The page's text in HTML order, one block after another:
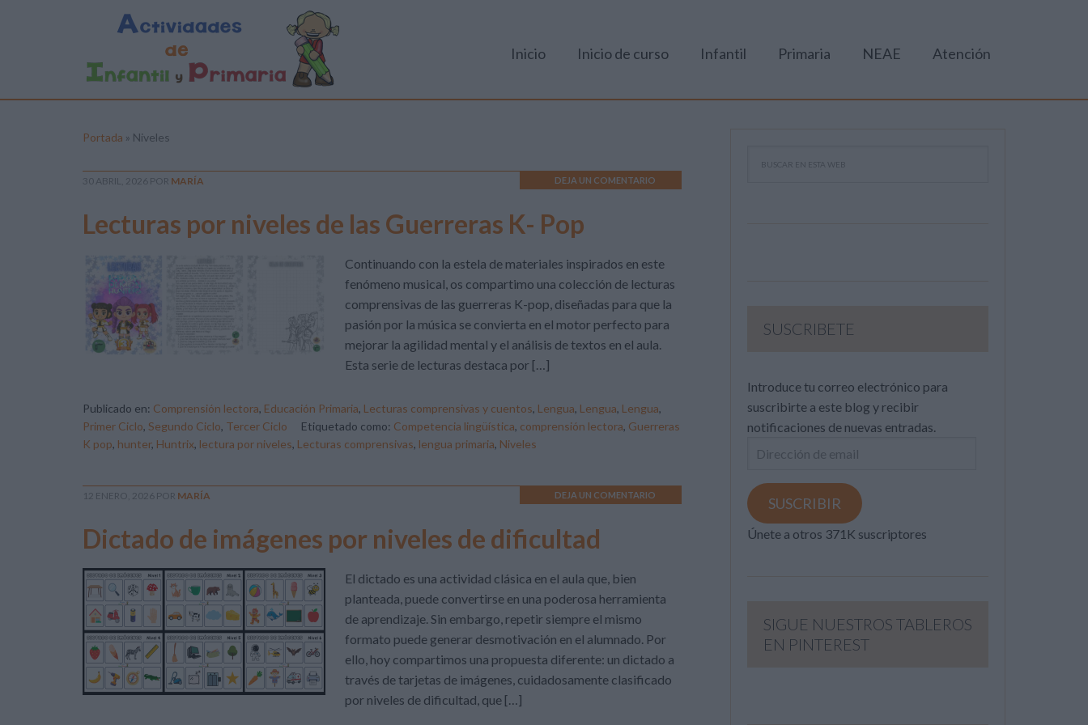
Inicio Inicio de curso Infantil Primaria NEAE Atención
Portada » Niveles
30 ABRIL, 2026 POR MARÍA DEJA UN COMENTARIO
Lecturas por niveles de las Guerreras K- Pop
Continuando con la estela de materiales inspirados en este
fenómeno musical, os compartimo una colección de lecturas
comprensivas de las guerreras K-pop, diseñadas para que la
pasión por la música se convierta en el motor perfecto para
mejorar la agilidad mental y el análisis de textos en el aula.
Esta serie de lecturas destaca por […]
Publicado en: Comprensión lectora, Educación Primaria, Lecturas comprensivas y cuentos, Lengua, Lengua, Lengua,
Primer Ciclo, Segundo Ciclo, Tercer Ciclo Etiquetado como: Competencia lingüística, comprensión lectora, Guerreras
K pop, hunter, Huntrix, lectura por niveles, Lecturas comprensivas, lengua primaria, Niveles
12 ENERO, 2026 POR MARÍA DEJA UN COMENTARIO
Dictado de imágenes por niveles de dificultad
El dictado es una actividad clásica en el aula que, bien
planteada, puede convertirse en una poderosa herramienta
de aprendizaje. Sin embargo, repetir siempre el mismo
formato puede generar desmotivación en el alumnado. Por
ello, hoy compartimos una propuesta diferente: un dictado a
través de tarjetas de imágenes, cuidadosamente clasificado
por niveles de dificultad, que […]
SUSCRIBETE
Introduce tu correo electrónico para
suscribirte a este blog y recibir
notificaciones de nuevas entradas.
Dirección
email
SUSCRIBIR
Únete a otros 371K suscriptores
SIGUE NUESTROS TABLEROS
EN PINTEREST